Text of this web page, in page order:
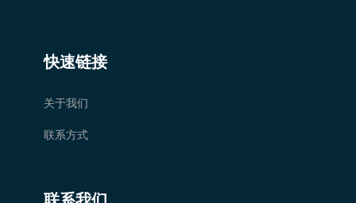
快速链接
关于我们
联系方式